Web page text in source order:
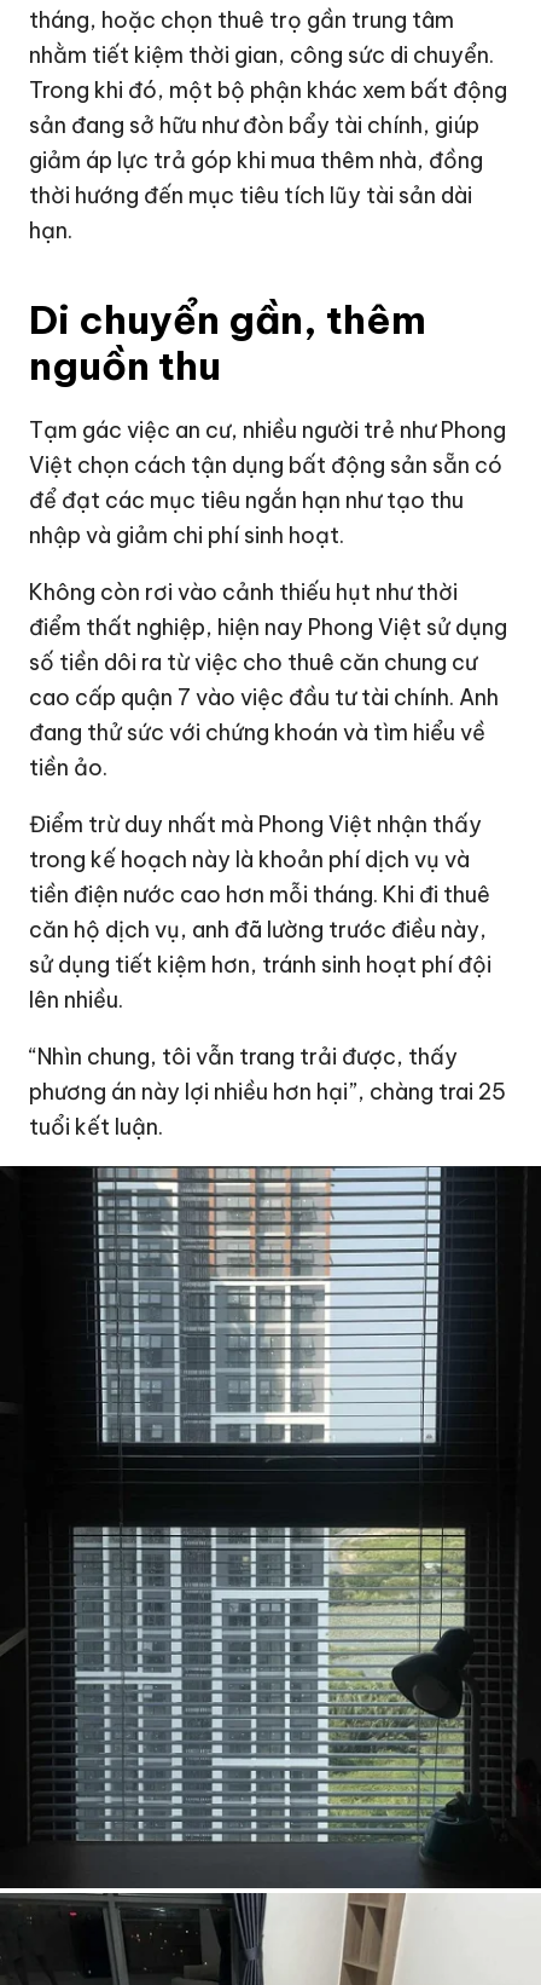
tháng, hoặc chọn thuê trọ gần trung tâm
nhằm tiết kiệm thời gian, công sức di chuyển.
Trong khi đó, một bộ phận khác xem bất động
sản đang sở hữu như đòn bẩy tài chính, giúp
giảm áp lực trả góp khi mua thêm nhà, đồng
thời hướng đến mục tiêu tích lũy tài sản dài
hạn.
Di chuyển gần, thêm
nguồn thu
Tạm gác việc an cư, nhiều người trẻ như Phong
Việt chọn cách tận dụng bất động sản sẵn có
để đạt các mục tiêu ngắn hạn như tạo thu
nhập và giảm chi phí sinh hoạt.
Không còn rơi vào cảnh thiếu hụt như thời
điểm thất nghiệp, hiện nay Phong Việt sử dụng
số tiền dôi ra từ việc cho thuê căn chung cư
cao cấp quận 7 vào việc đầu tư tài chính. Anh
đang thử sức với chứng khoán và tìm hiểu về
tiền ảo.
Điểm trừ duy nhất mà Phong Việt nhận thấy
trong kế hoạch này là khoản phí dịch vụ và
tiền điện nước cao hơn mỗi tháng. Khi đi thuê
căn hộ dịch vụ, anh đã lường trước điều này,
sử dụng tiết kiệm hơn, tránh sinh hoạt phí đội
lên nhiều.
“Nhìn chung, tôi vẫn trang trải được, thấy
phương án này lợi nhiều hơn hại”, chàng trai 25
tuổi kết luận.